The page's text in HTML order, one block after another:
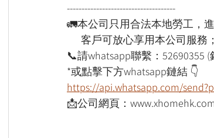
-------------------------------------
🚛本公司只用合法本地勞工，
客戶可放心享用本公司服務；
📞請whatsapp聯繫：52690355
*或點擊下方whatsapp鏈結 👇
https://api.whatsapp.com/
📩公司網頁：